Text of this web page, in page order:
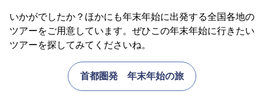
いかがでしたか？ほかにも年末年始に出発する全国各地の
ツアーをご用意しています。ぜひこの年末年始に行きたい
ツアーを探してみてくださいね。
首都圏発 年末年始の旅